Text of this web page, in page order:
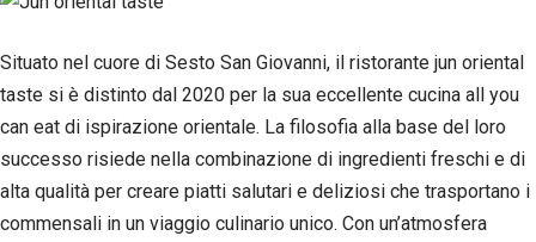
Situato nel cuore di Sesto San Giovanni, il ristorante jun oriental
taste si è distinto dal 2020 per la sua eccellente cucina all you
can eat di ispirazione orientale. La filosofia alla base del loro
successo risiede nella combinazione di ingredienti freschi e di
alta qualità per creare piatti salutari e deliziosi che trasportano i
commensali in un viaggio culinario unico. Con un’atmosfera